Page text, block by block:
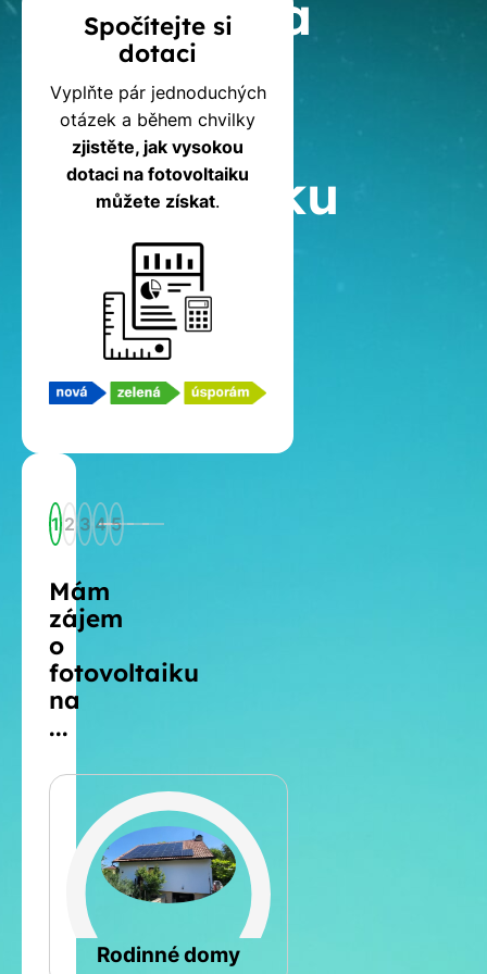
Kalkulačka
dotací
na
fotovoltaiku
Spočítejte si
dotaci
Vyplňte pár jednoduchých
otázek a během chvilky
zjistěte, jak vysokou
dotaci na fotovoltaiku
můžete získat.
1 2 3 4 5
Mám
zájem
o
fotovoltaiku
na
...
Rodinné domy
Šikmá